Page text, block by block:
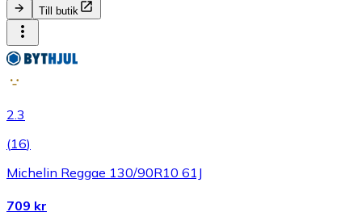
Till butik
2.3
(16)
Michelin Reggae 130/90R10 61J
709 kr